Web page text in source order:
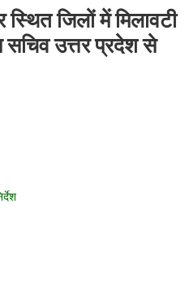
स्थित जिलों में मिलावटी
सचिव उत्तर प्रदेश से